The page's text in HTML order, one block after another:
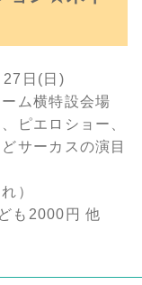
27日(日)
ム横特設会場
ピエロショー、
サーカスの演目
）
も2000円 他